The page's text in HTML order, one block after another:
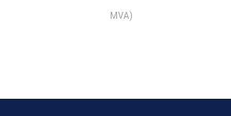
MVA)